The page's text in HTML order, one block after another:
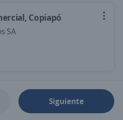
Copiapó
SA
Siguiente